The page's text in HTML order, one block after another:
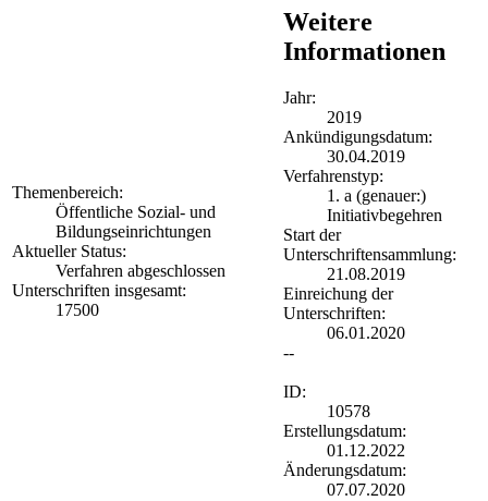
Themenbereich:
Öffentliche Sozial- und
Bildungseinrichtungen
Aktueller Status:
Verfahren abgeschlossen
Unterschriften insgesamt:
17500
Weitere
Informationen
Jahr:
2019
Ankündigungsdatum:
30.04.2019
Verfahrenstyp:
1. a (genauer:)
Initiativbegehren
Start der
Unterschriftensammlung:
21.08.2019
Einreichung der
Unterschriften:
06.01.2020
--
ID:
10578
Erstellungsdatum:
01.12.2022
Änderungsdatum:
07.07.2020